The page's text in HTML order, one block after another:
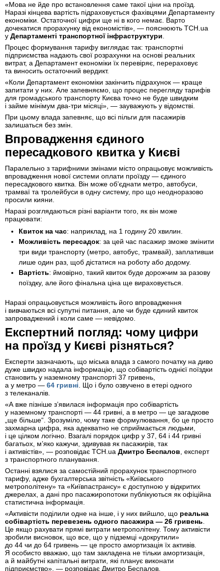
«Мова не йде про встановлення саме такої ціни на проїзд.
Наразі кінцева вартість підраховується фахівцями Департаменту
економіки. Остаточної цифри ще ні в кого немає. Варто
дочекатися прорахунку від економістів», — пояснюють ТСН.ua
у Департаменті транспортної інфраструктури.
Процес формування тарифу виглядає так: транспортні
підприємства надають свої розрахунки на основі реальних
витрат, а Департамент економіки їх перевіряє, перераховує
та виносить остаточний вердикт.
«Коли Департамент економіки закінчить підрахунок — краще
запитати у них. Але запевняємо, що процес перегляду тарифів
для громадського транспорту Києва точно не буде швидким
і займе мінімум два-три місяці», — зауважують у відомстві.
При цьому влада запевняє, що всі пільги для пасажирів
залишаться без змін.
Впровадження єдиного
пересадкового квитка у Києві
Паралельно з тарифними змінами місто опрацьовує можливість
впровадження нової системи оплати проїзду — єдиного
пересадкового квитка. Він може об’єднати метро, автобуси,
трамваї та тролейбуси в одну систему, про що неодноразово
просили кияни.
Наразі розглядаються різні варіанти того, як він може
працювати:
Квиток на час: наприклад, на 1 годину 20 хвилин.
Можливість пересадок: за цей час пасажир зможе змінити
три види транспорту (метро, автобус, трамвай), заплативши
лише один раз, щоб дістатися на роботу або додому.
Вартість: ймовірно, такий квиток буде дорожчим за разову
поїздку, але його фінальна ціна ще вираховується.
Наразі опрацьовується можливість його впровадження
і вивчаються всі супутні питання, але чи буде єдиний квиток
запроваджений і коли саме — невідомо.
Експертний погляд: чому цифри
на проїзд у Києві різняться?
Експерти зазначають, що міська влада з самого початку на диво
дуже швидко надала інформацію, що собівартість однієї поїздки
становить у наземному транспорті 37 гривень,
а у метро — 64 гривні . Що і було озвучено в етері одного
з телеканалів.
«А вже пізніше з’явилася інформація про собівартість
у наземному транспорті — 44 гривні, а в метро — це загадкове
„ще більше“. Зрозуміло, чому таке формулювання, бо це просто
захмарна цифра, яка адекватно не сприймається людьми,
і це цілком логічно. Взагалі порядок цифр у 37, 64 і 44 гривні
багатьох, м’яко кажучи, здивував як пасажирів, так
і активістів», — розповідає ТСН.ua Дмитро Беспалов , експерт
з транспортного планування.
Останні взялися за самостійний прорахунок транспортного
тарифу, адже бухгалтерська звітність «Київського
метрополітену» та «Київпастрансу» є доступною у відкритих
джерелах, а дані про пасажиропотоки публікуються як офіційна
статистична інформація.
«Активісти поділили одне на інше, і у них вийшло, що реальна
собівартість перевезень одного пасажира — 26 гривень
Це якщо рахувати прямі витрати метрополітену. Тому активісти
зробили висновок, що все, що у підземці «докрутили»
до 44 чи до 64 гривень — це просто амортизація їх активів.
Я особисто вважаю, що там закладена не тільки амортизація,
а й майбутні капітальні витрати, які планує виконати
підприємство», — розповідає Дмитро Беспалов.